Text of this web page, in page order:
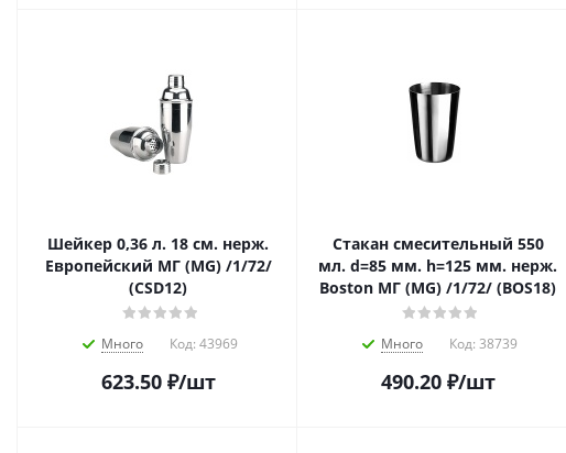
Шейкер 0,36 л. 18 см. нерж.
Европейский МГ (MG) /1/72/
(CSD12)
Много Код: 43969
623.50₽/шт
Стакан смесительный 550
мл. d=85 мм. h=125 мм. нерж.
Boston МГ (MG) /1/72/ (BOS18)
Много Код: 38739
490.20₽/шт